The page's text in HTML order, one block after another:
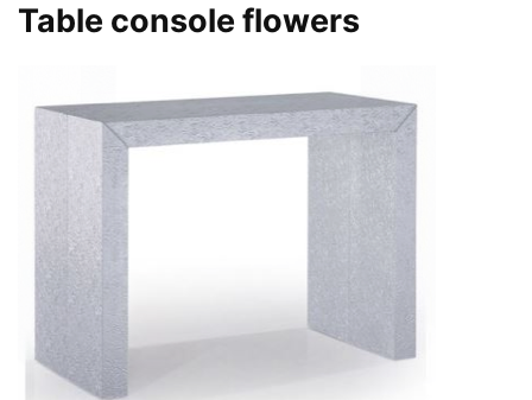
Table console flowers